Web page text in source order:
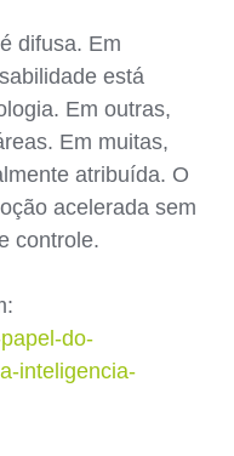
difusa. Em
está
Em outras,
Em muitas,
atribuída. O
acelerada sem
controle.
do-
inteligencia-